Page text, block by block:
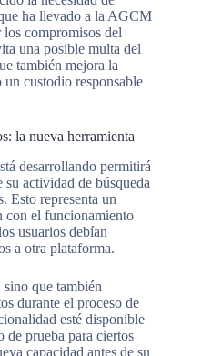
ha llevado a la AGCM
los compromisos del
una posible multa del
también mejora la
custodio responsable
la nueva herramienta
desarrollando permitirá
su actividad de búsqueda
Esto representa un
con el funcionamiento
usuarios debían
a otra plataforma.
que también
durante el proceso de
esté disponible
prueba para ciertos
capacidad antes de su